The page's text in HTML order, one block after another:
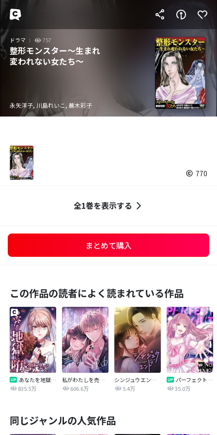
ドラマ 757
整形モンスター～生まれ
変われない女たち～
永矢洋子, 川島れいこ, 蕪木彩子
770
全1巻を表示する
まとめて購入
この作品の読者によく読まれている作品
あなたを地獄に堕とすまで
835.5万
私がわたしを売る理由
606.6万
シンジュウエンド【タテヨミ】
5.4万
パーフェクトグリッター
35.0万
同じジャンルの人気作品